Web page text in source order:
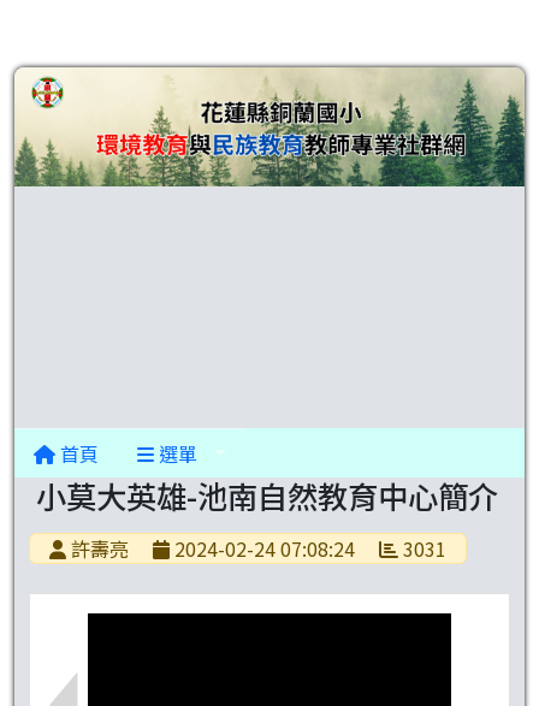
首頁 選單
小莫大英雄-池南自然教育中心簡介
許壽亮 2024-02-24 07:08:24 3031